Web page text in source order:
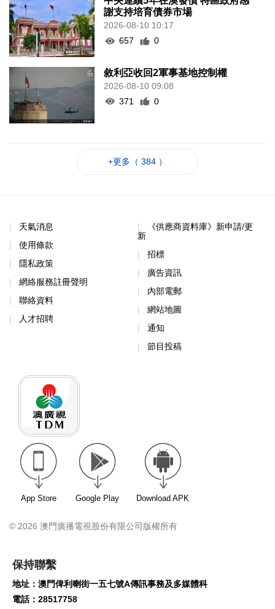
謝支持培育債券市場
2026-08-10 10:17
657
0
敘利亞收回2軍事基地控制權
2026-08-10 09:08
371
0
+更多（ 384 ）
天氣消息
使用條款
隱私政策
網絡服務註冊聲明
聯絡資料
人才招聘
《供應商資料庫》新申請/更
新
招標
廣告資訊
內部電郵
網站地圖
通知
節目投稿
App Store Google Play Download APK
© 2026 澳門廣播電視股份有限公司版權所有
保持聯繫
地址：澳門俾利喇街一五七號A傳訊事務及多媒體科
電話：28517758